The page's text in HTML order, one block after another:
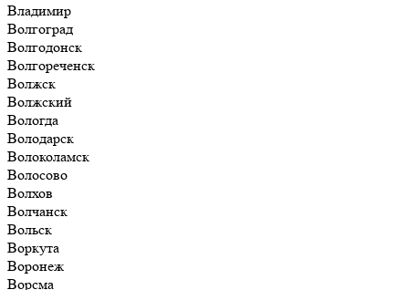
Владимир
Волгоград
Волгодонск
Волгореченск
Волжск
Волжский
Вологда
Володарск
Волоколамск
Волосово
Волхов
Волчанск
Вольск
Воркута
Воронеж
Ворсма